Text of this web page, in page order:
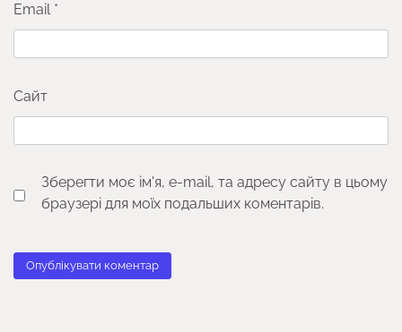
Email *
Сайт
Зберегти моє ім'я, e-mail, та адресу сайту в цьому
браузері для моїх подальших коментарів.